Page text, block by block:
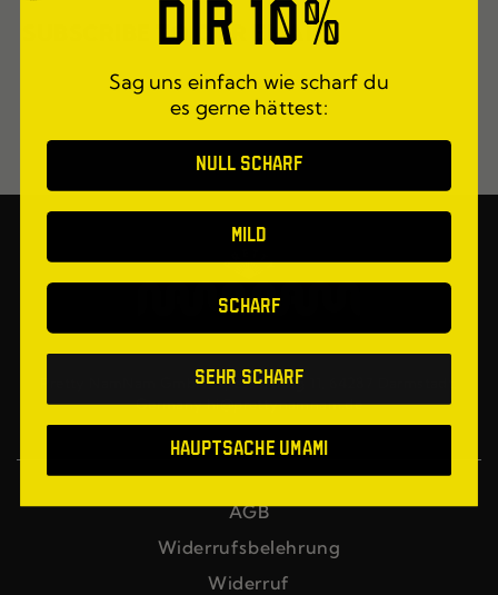
SUBSCRIBE TO OUR EMAILS
Pretty NamNam GmbH, Spessartring 11, 64287 Darmstadt,
Germany hi@prettynamnam.de
AGB
Widerrufsbelehrung
Widerruf
DIR 10%
Sag uns einfach wie scharf du
es gerne hättest:
NULL SCHARF
MILD
SCHARF
Sehr scharf
Hauptsache Umami